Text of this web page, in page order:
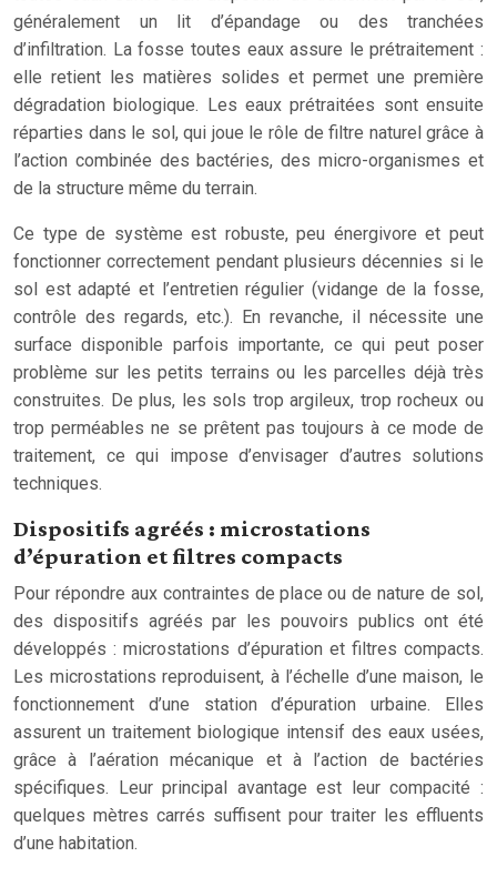
généralement un lit d’épandage ou des tranchées
d’infiltration. La fosse toutes eaux assure le prétraitement :
elle retient les matières solides et permet une première
dégradation biologique. Les eaux prétraitées sont ensuite
réparties dans le sol, qui joue le rôle de filtre naturel grâce à
l’action combinée des bactéries, des micro-organismes et
de la structure même du terrain.
Ce type de système est robuste, peu énergivore et peut
fonctionner correctement pendant plusieurs décennies si le
sol est adapté et l’entretien régulier (vidange de la fosse,
contrôle des regards, etc.). En revanche, il nécessite une
surface disponible parfois importante, ce qui peut poser
problème sur les petits terrains ou les parcelles déjà très
construites. De plus, les sols trop argileux, trop rocheux ou
trop perméables ne se prêtent pas toujours à ce mode de
traitement, ce qui impose d’envisager d’autres solutions
techniques.
Dispositifs agréés : microstations
d’épuration et filtres compacts
Pour répondre aux contraintes de place ou de nature de sol,
des dispositifs agréés par les pouvoirs publics ont été
développés : microstations d’épuration et filtres compacts.
Les microstations reproduisent, à l’échelle d’une maison, le
fonctionnement d’une station d’épuration urbaine. Elles
assurent un traitement biologique intensif des eaux usées,
grâce à l’aération mécanique et à l’action de bactéries
spécifiques. Leur principal avantage est leur compacité :
quelques mètres carrés suffisent pour traiter les effluents
d’une habitation.